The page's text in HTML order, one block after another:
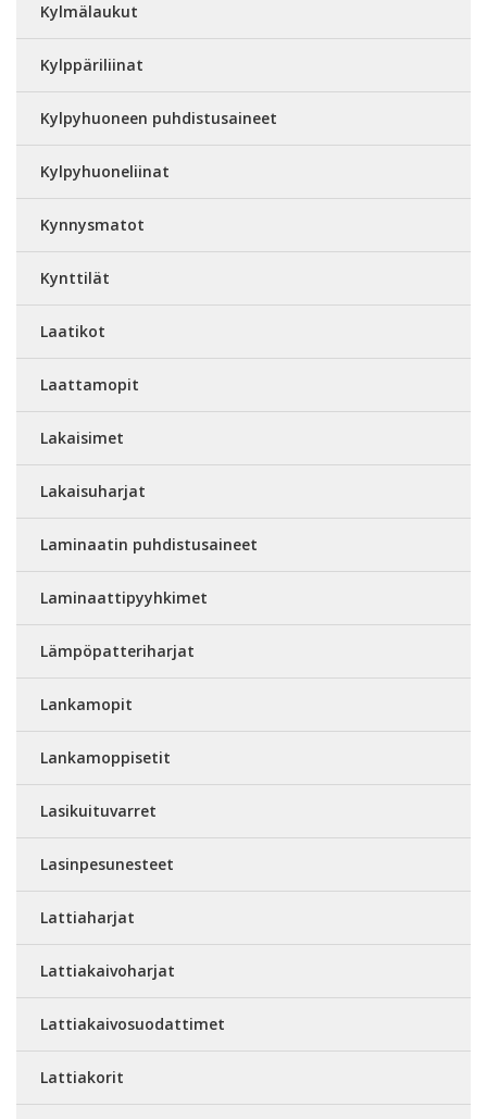
Kylmälaukut
Kylppäriliinat
Kylpyhuoneen puhdistusaineet
Kylpyhuoneliinat
Kynnysmatot
Kynttilät
Laatikot
Laattamopit
Lakaisimet
Lakaisuharjat
Laminaatin puhdistusaineet
Laminaattipyyhkimet
Lämpöpatteriharjat
Lankamopit
Lankamoppisetit
Lasikuituvarret
Lasinpesunesteet
Lattiaharjat
Lattiakaivoharjat
Lattiakaivosuodattimet
Lattiakorit